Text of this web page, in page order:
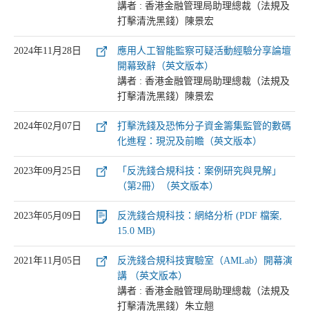
講者 : 香港金融管理局助理總裁（法規及
打擊清洗黑錢）陳景宏
2024年11月28日
應用人工智能監察可疑活動經驗分享論壇
開幕致辭（英文版本）
講者 : 香港金融管理局助理總裁（法規及
打擊清洗黑錢）陳景宏
2024年02月07日
打擊洗錢及恐怖分子資金籌集監管的數碼
化進程：現況及前瞻（英文版本）
2023年09月25日
「反洗錢合規科技：案例研究與見解」
（第2冊）（英文版本）
2023年05月09日
反洗錢合規科技：網絡分析 (PDF 檔案,
15.0 MB)
2021年11月05日
反洗錢合規科技實驗室（AMLab）開幕演
講 （英文版本）
講者 : 香港金融管理局助理總裁（法規及
打擊清洗黑錢）朱立翹